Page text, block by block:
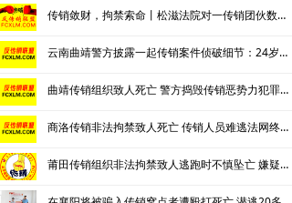
北派传销
网络传销
精神传销
求助专区
大学生专栏
传销敛财，拘禁索命丨松滋法院对一传销团伙数罪并罚，主犯获重刑
云南曲靖警方披露一起传销案件侦破细节：24岁男子因不顺从遭折磨致死
曲靖传销组织致人死亡 警方捣毁传销恶势力犯罪团伙
商洛传销非法拘禁致人死亡 传销人员难逃法网终获重刑
莆田传销组织非法拘禁致人逃跑时不慎坠亡 嫌疑人潜逃9年后终被抓